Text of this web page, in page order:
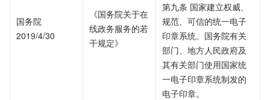
国务院
2019/4/30
《国务院关于在
线政务服务的若
干规定》
第九条 国家建立权威、
规范、可信的统一电子
印章系统。国务院有关
部门、地方人民政府及
其有关部门使用国家统
一电子印章系统制发的
电子印章。